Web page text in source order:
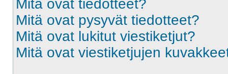
Mitä ovat tiedotteet?
Mitä ovat pysyvät tiedotteet?
Mitä ovat lukitut viestiketjut?
Mitä ovat viestiketjujen